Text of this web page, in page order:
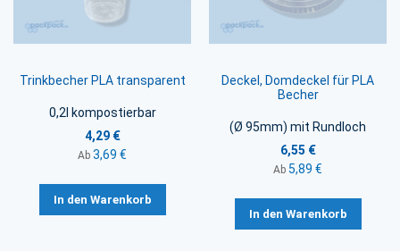
Trinkbecher PLA transparent
0,2l kompostierbar
4,29 €
Ab 3,69 €
In den Warenkorb
Deckel, Domdeckel für PLA
Becher
(Ø 95mm) mit Rundloch
6,55 €
Ab 5,89 €
In den Warenkorb